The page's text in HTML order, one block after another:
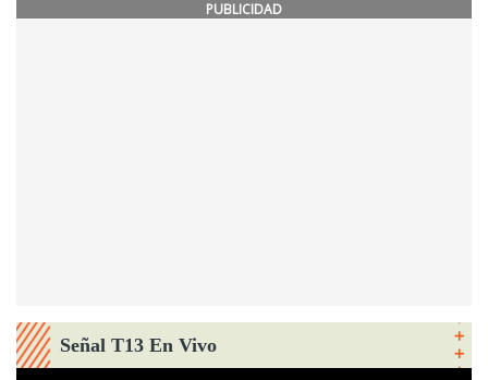
PUBLICIDAD
Señal T13 En Vivo